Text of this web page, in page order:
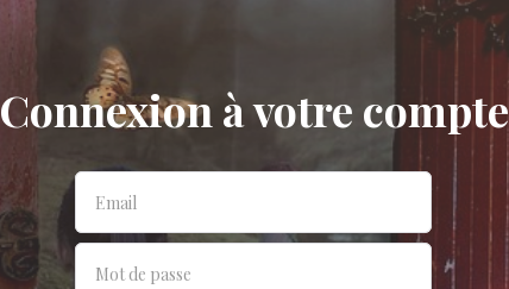
Connexion à votre compte